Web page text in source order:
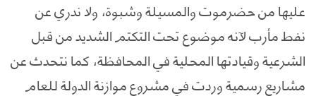
عليها من حضرموت والمسيلة وشبوة، ولا ندري عن
نفط مأرب لآنه موضوع تحت التكتم الشديد من قبل
الشرعية وقيادتها المحلية في المحافظة، كما نتحدث عن
مشاريع رسمية وردت في مشروع موازنة الدولة للعام